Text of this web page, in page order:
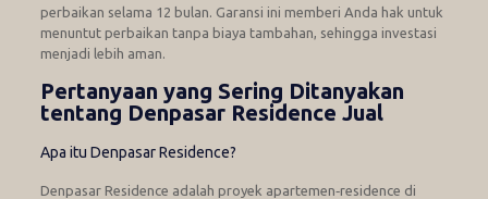
perbaikan selama 12 bulan. Garansi ini memberi Anda hak untuk
menuntut perbaikan tanpa biaya tambahan, sehingga investasi
menjadi lebih aman.
Pertanyaan yang Sering Ditanyakan
tentang Denpasar Residence Jual
Apa itu Denpasar Residence?
Denpasar Residence adalah proyek apartemen‑residence di